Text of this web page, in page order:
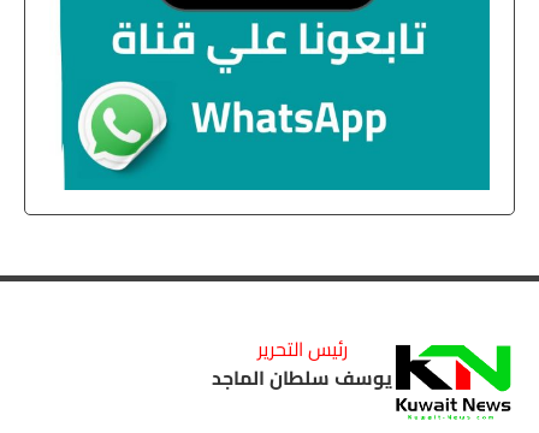
رئيس التحرير
يوسف سلطان الماجد